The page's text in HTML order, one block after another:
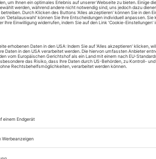
Alle Theater-
Zugang zur
zum ePaper
Lesegenuss auf
Sie können alle
sofort nutzen